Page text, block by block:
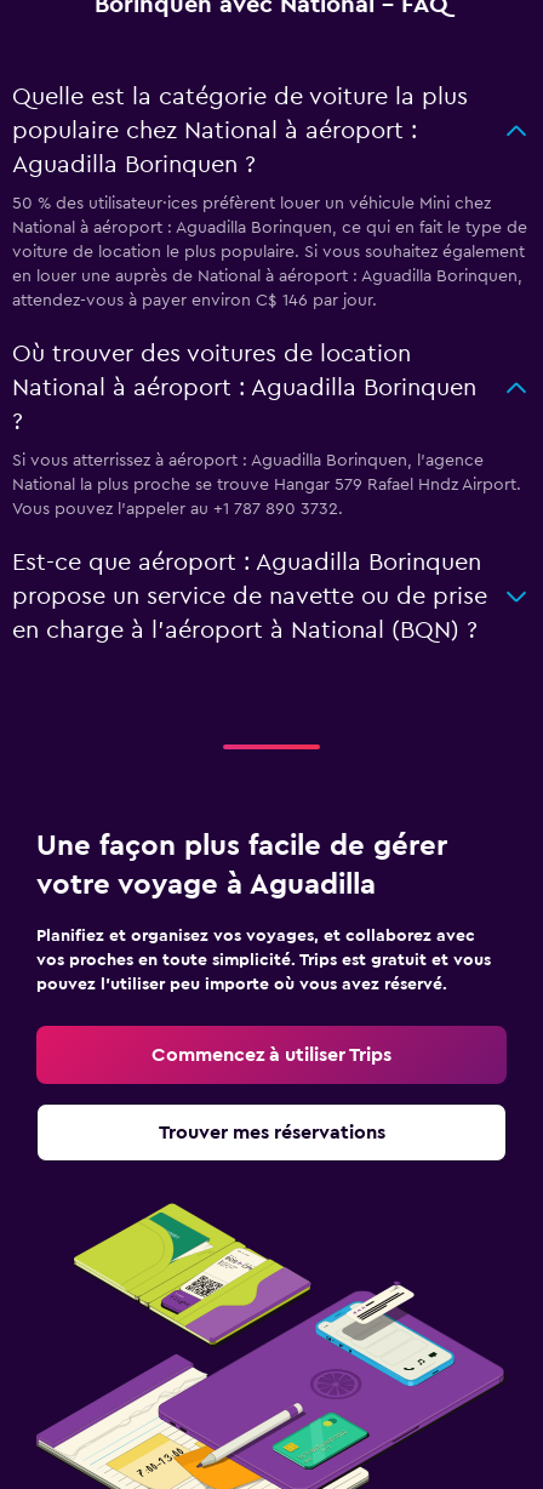
Borinquen avec National - FAQ
Quelle est la catégorie de voiture la plus
populaire chez National à aéroport :
Aguadilla Borinquen ?
50 % des utilisateur·ices préfèrent louer un véhicule Mini chez
National à aéroport : Aguadilla Borinquen, ce qui en fait le type de
voiture de location le plus populaire. Si vous souhaitez également
en louer une auprès de National à aéroport : Aguadilla Borinquen,
attendez-vous à payer environ C$ 146 par jour.
Où trouver des voitures de location
National à aéroport : Aguadilla Borinquen
?
Si vous atterrissez à aéroport : Aguadilla Borinquen, l’agence
National la plus proche se trouve Hangar 579 Rafael Hndz Airport.
Vous pouvez l’appeler au +1 787 890 3732.
Est-ce que aéroport : Aguadilla Borinquen
propose un service de navette ou de prise
en charge à l’aéroport à National (BQN) ?
Une façon plus facile de gérer
votre voyage à Aguadilla
Planifiez et organisez vos voyages, et collaborez avec
vos proches en toute simplicité. Trips est gratuit et vous
pouvez l’utiliser peu importe où vous avez réservé.
Commencez à utiliser Trips
Trouver mes réservations